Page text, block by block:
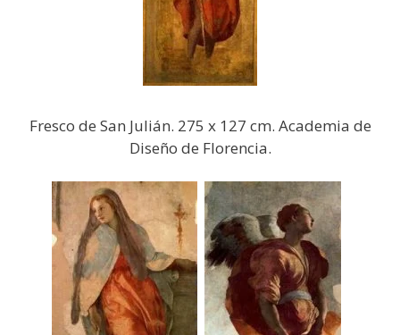
Fresco de San Julián. 275 x 127 cm. Academia de
Diseño de Florencia.